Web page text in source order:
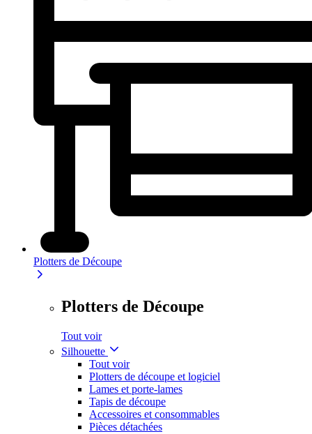
Plotters de Découpe
Plotters de Découpe
Tout voir
Silhouette
Tout voir
Plotters de découpe et logiciel
Lames et porte-lames
Tapis de découpe
Accessoires et consommables
Pièces détachées